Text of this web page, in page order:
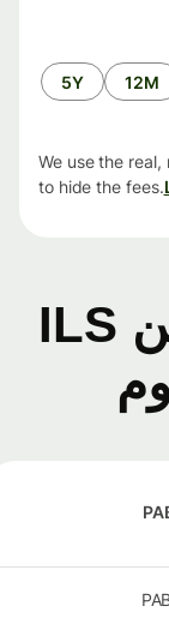
5Y
We use the
to hide the
أسعار الصرف من ILS